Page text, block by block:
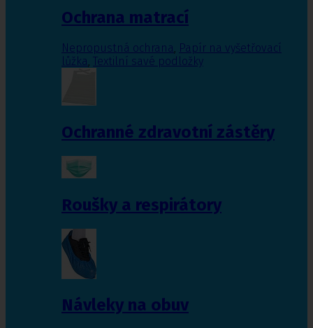
Ochrana matrací
Nepropustná ochrana, Papír na vyšetřovací
lůžka, Textilní savé podložky
Ochranné zdravotní zástěry
Roušky a respirátory
Návleky na obuv